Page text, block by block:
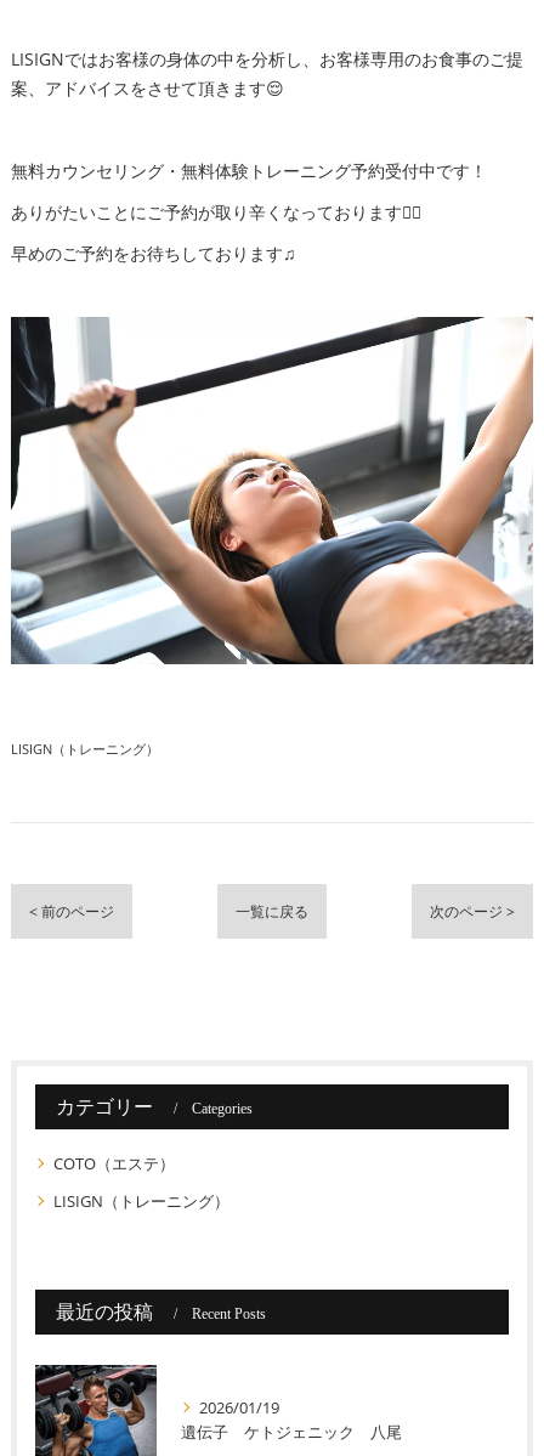
LISIGNではお客様の身体の中を分析し、お客様専用のお食事のご提
案、アドバイスをさせて頂きます😌
無料カウンセリング・無料体験トレーニング予約受付中です！
ありがたいことにご予約が取り辛くなっております🙇‍♂️
早めのご予約をお待ちしております♫
LISIGN（トレーニング）
< 前のページ 一覧に戻る 次のページ >
カテゴリー Categories
COTO（エステ）
LISIGN（トレーニング）
最近の投稿 Recent Posts
2026/01/19
遺伝子 ケトジェニック 八尾